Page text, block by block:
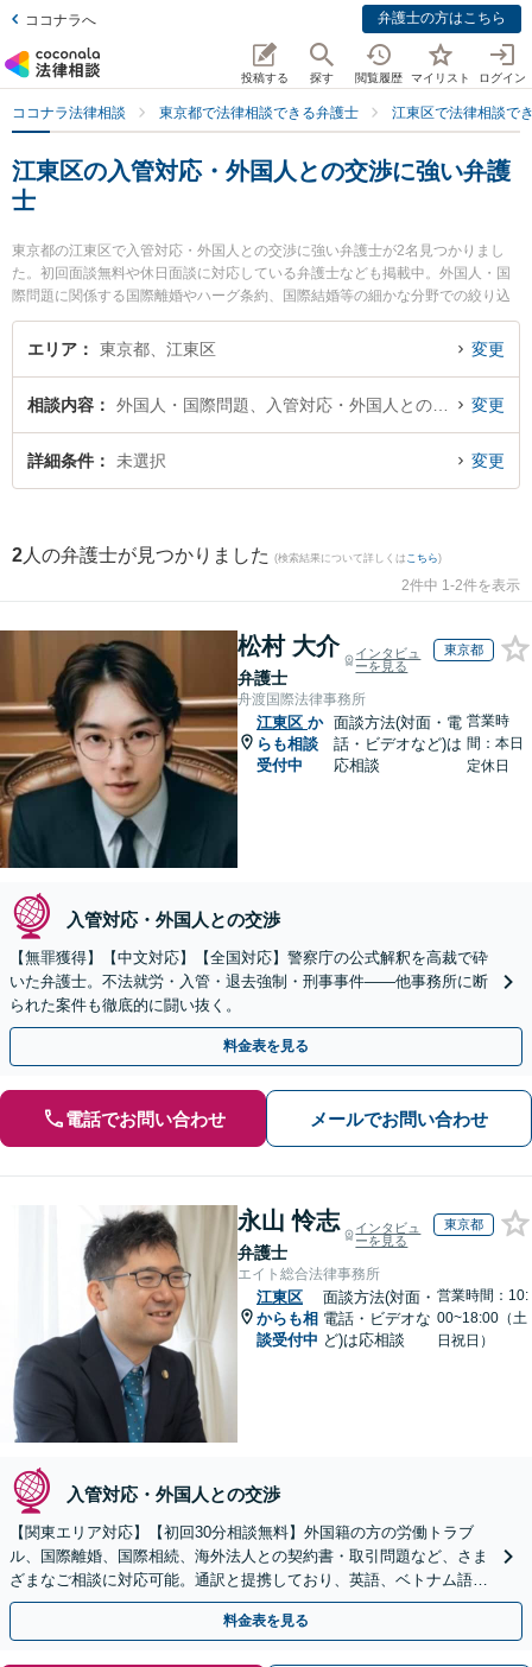
ココナラへ 弁護士の方はこちら
投稿する 探す 閲覧履歴 マイリスト ログイン
ココナラ法律相談 東京都で法律相談できる弁護士 江東区で法律相談で
江東区の入管対応・外国人との交渉に強い弁護
士
東京都の江東区で入管対応・外国人との交渉に強い弁護士が2名見つかりまし
た。初回面談無料や休日面談に対応している弁護士なども掲載中。外国人・国
際問題に関係する国際離婚やハーグ条約、国際結婚等の細かな分野での絞り込
み検索もでき便利です。特に渡瀨・國松法律事務所の本橋 典也弁護士やもんな
か法律事務所の大谷 真司弁護士のプロフィール情報や弁護士費用、強みなどが
トラブル解決の実績豊富な近くの弁護士を検索したい』『初回相談無料で入管
対応・外国人との交渉を法律相談できる江東区内の弁護士に相談予約したい』
などでお困りの相談者さんにおすすめです。
エリア 東京都、江東区 変更
相談内容 変更
詳細条件 未選択 変更
2 人の弁護士が見つかりました (検索結果について詳しくは こちら)
2件中 1-2件を表示
松村 大介
弁護士
インタビュ
ーを見る
東京都
舟渡国際法律事務所
江東区 か
らも相談
受付中
面談方法(対面・電
話・ビデオなど)は
応相談
営業時
間：本日
定休日
入管対応・外国人との交渉
【無罪獲得】【中文対応】【全国対応】警察庁の公式解釈を高裁で砕
いた弁護士。不法就労・入管・退去強制・刑事事件——他事務所に断
られた案件も徹底的に闘い抜く。
料金表を見る
電話でお問い合わせ メールでお問い合わせ
永山 怜志
弁護士
インタビュ
ーを見る
東京都
エイト総合法律事務所
江東区
からも相
談受付中
面談方法(対面・
電話・ビデオな
ど)は応相談
営業時間：10:
00~18:00（土
日祝日）
入管対応・外国人との交渉
【関東エリア対応】【初回30分相談無料】外国籍の方の労働トラブ
ル、国際離婚、国際相続、海外法人との契約書・取引問題など、さま
ざまなご相談に対応可能。通訳と提携しており、英語、ベトナム語、
中国語、タイ語等対応可能です（通訳料別途）。
料金表を見る